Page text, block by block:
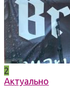
2
Актуально